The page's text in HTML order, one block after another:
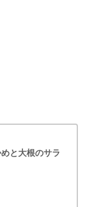
と大根のサラ